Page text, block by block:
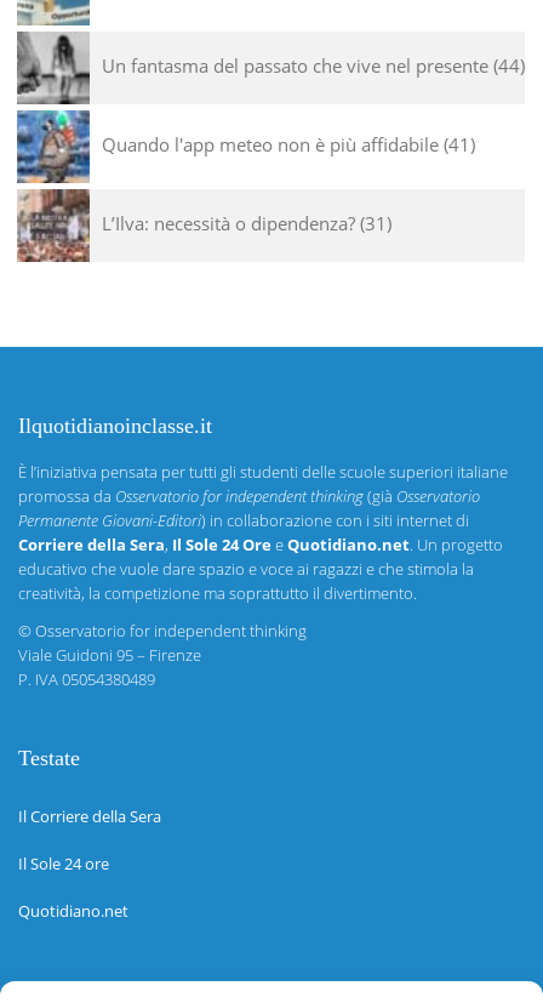
Un fantasma del passato che vive nel presente 44
Quando l'app meteo non è più affidabile 41
L’Ilva: necessità o dipendenza? 31
Ilquotidianoinclasse.it
È l’iniziativa pensata per tutti gli studenti delle scuole superiori italiane
promossa da Osservatorio for independent thinking(già Osservatorio
Permanente Giovani-Editori) in collaborazione con i siti internet di
Corriere della Sera, Il Sole 24 OreeQuotidiano.net. Un progetto
educativo che vuole dare spazio e voce ai ragazzi e che stimola la
creatività, la competizione ma soprattutto il divertimento.
©Osservatorio for independent thinking
Viale Guidoni 95 – Firenze
P. IVA 05054380489
Testate
Il Corriere della Sera
Il Sole 24 ore
Quotidiano.net
Informazioni